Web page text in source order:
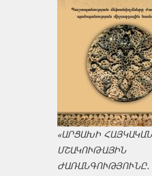
«ԱՐՑԱԽԻ ՀԱՅԿԱԿԱՆ
ՄՇԱԿՈՒԹԱՅԻՆ